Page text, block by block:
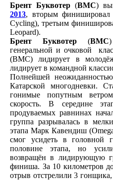
Брент Буквотер (BMC)
2013, вторым
Cycling), третьим
Leopard).
Брент Буквотер(BMC
генеральной и очковой
(BMC) лидирует в
лидирует в командной
Полнейшей
Катарской многодневки.
гонимые попутным
скорость. В середине
продуваемых равнинах
группа разрывалась в
этапа Марк Кавендиш
смог усидеть в головной
половине этапа, но
возвращён в лидирующую
финиша. За 10 километров
отрыв отстрелили 3